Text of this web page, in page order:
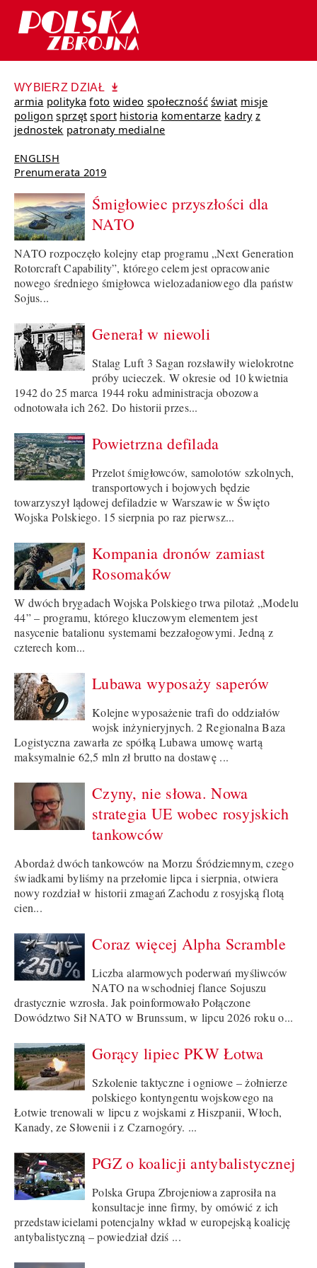
WYBIERZ DZIAŁ
armia polityka foto wideo społeczność świat misje
poligon sprzęt sport historia komentarze kadry z
jednostek patronaty medialne
ENGLISH
Prenumerata 2019
Śmigłowiec przyszłości dla
NATO
NATO rozpoczęło kolejny etap programu „Next Generation
Rotorcraft Capability”, którego celem jest opracowanie
nowego średniego śmigłowca wielozadaniowego dla państw
Sojus...
Generał w niewoli
Stalag Luft 3 Sagan rozsławiły wielokrotne
próby ucieczek. W okresie od 10 kwietnia
1942 do 25 marca 1944 roku administracja obozowa
odnotowała ich 262. Do historii przes...
Powietrzna defilada
Przelot śmigłowców, samolotów szkolnych,
transportowych i bojowych będzie
towarzyszył lądowej defiladzie w Warszawie w Święto
Wojska Polskiego. 15 sierpnia po raz pierwsz...
Kompania dronów zamiast
Rosomaków
W dwóch brygadach Wojska Polskiego trwa pilotaż „Modelu
44” – programu, którego kluczowym elementem jest
nasycenie batalionu systemami bezzałogowymi. Jedną z
czterech kom...
Lubawa wyposaży saperów
Kolejne wyposażenie trafi do oddziałów
wojsk inżynieryjnych. 2 Regionalna Baza
Logistyczna zawarła ze spółką Lubawa umowę wartą
maksymalnie 62,5 mln zł brutto na dostawę ...
Czyny, nie słowa. Nowa
strategia UE wobec rosyjskich
tankowców
Abordaż dwóch tankowców na Morzu Śródziemnym, czego
świadkami byliśmy na przełomie lipca i sierpnia, otwiera
nowy rozdział w historii zmagań Zachodu z rosyjską flotą
cien...
Coraz więcej Alpha Scramble
Liczba alarmowych poderwań myśliwców
NATO na wschodniej flance Sojuszu
drastycznie wzrosła. Jak poinformowało Połączone
Dowództwo Sił NATO w Brunssum, w lipcu 2026 roku o...
Gorący lipiec PKW Łotwa
Szkolenie taktyczne i ogniowe – żołnierze
polskiego kontyngentu wojskowego na
Łotwie trenowali w lipcu z wojskami z Hiszpanii, Włoch,
Kanady, ze Słowenii i z Czarnogóry. ...
PGZ o koalicji antybalistycznej
Polska Grupa Zbrojeniowa zaprosiła na
konsultacje inne firmy, by omówić z ich
przedstawicielami potencjalny wkład w europejską koalicję
antybalistyczną – powiedział dziś ...